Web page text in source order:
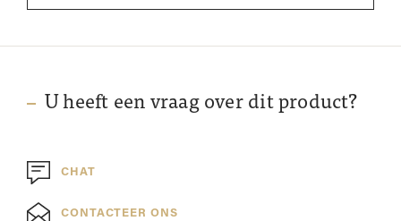
U heeft een vraag over dit product?
CHAT
CONTACTEER ONS